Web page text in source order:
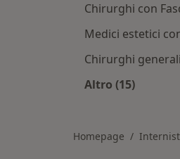
Chirurghi con
Medici estetici
Chirurghi
Altro (15)
Homepage